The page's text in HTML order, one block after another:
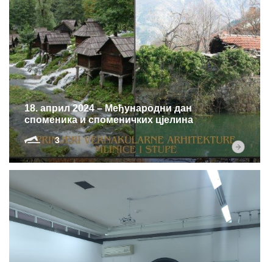
Национални споменици
Сервиси
Мултимедија
18. април 2024 – Међународни дан
споменика и споменичких цјелина
3